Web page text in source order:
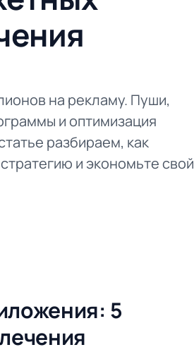
на рекламу. Пуши,
и оптимизация
разбираем, как
и экономьте свой
5